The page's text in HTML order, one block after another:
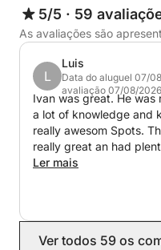
aproveite cada parada
terá acesso a bebidas
garantindo uma
Esta opção de meio
uma introdução leve,
Dubrovnik.
Combustível, bebidas
5/5 · 59
As avaliações são
L
Luis
Data do aluguel 07/
avaliação 07/08/2026
Ivan was great. He was
a lot of knowledge and
really awesom Spots.
really great an had
us 8. He took his time is
would devenetly do it
Ler mais
Ver todos 59 os